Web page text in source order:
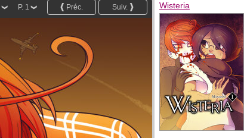
Suiv.
Préc.
P. 1 Wisteria